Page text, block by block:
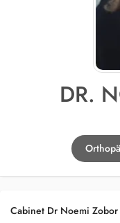
DR.
Cabinet Dr Noemi Zobor